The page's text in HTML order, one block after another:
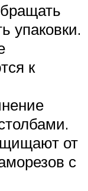
упаковки.
к
от
с